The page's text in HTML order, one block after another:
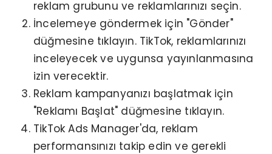
reklam grubunu ve reklamlarınızı seçin.
İncelemeye göndermek için "Gönder"
düğmesine tıklayın. TikTok, reklamlarınızı
inceleyecek ve uygunsa yayınlanmasına
izin verecektir.
Reklam kampanyanızı başlatmak için
"Reklamı Başlat" düğmesine tıklayın.
TikTok Ads Manager'da, reklam
performansınızı takip edin ve gerekli